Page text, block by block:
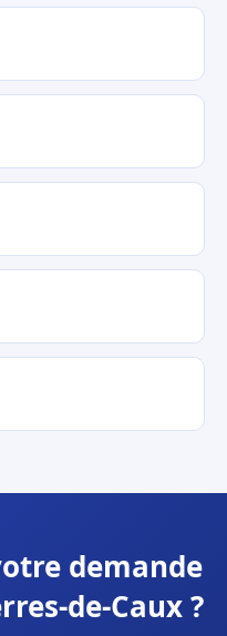
demande
de-Caux ?